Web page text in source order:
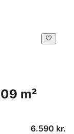
m²
6.590 kr.